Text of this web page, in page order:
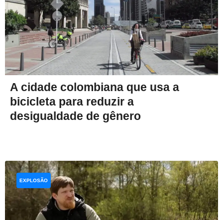
A cidade colombiana que usa a
bicicleta para reduzir a
desigualdade de gênero
EXPLOSÃO